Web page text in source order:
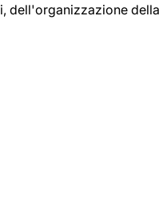
dell'organizzazione